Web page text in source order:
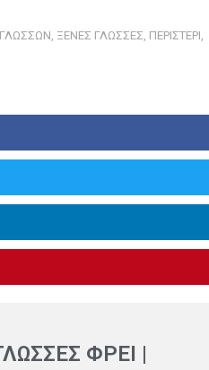
ΞΈΝΕΣ ΓΛΏΣΣΕΣ ΠΕΡΙΣΤΈΡΙ
ΦΡΕΙ |